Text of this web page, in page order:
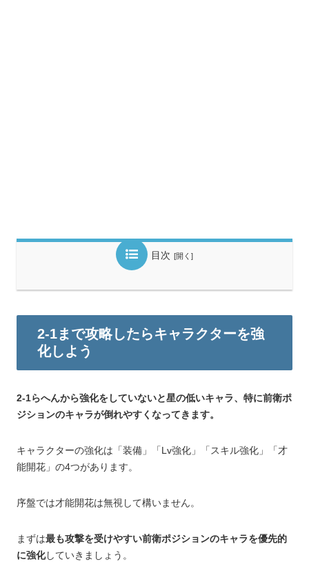
目次
2-1まで攻略したらキャラクターを強
化しよう
2-1らへんから強化をしていないと星の低いキャラ、特に前衛ポ
ジションのキャラが倒れやすくなってきます。
キャラクターの強化は「装備」「Lv強化」「スキル強化」「才
能開花」の4つがあります。
序盤では才能開花は無視して構いません。
まずは最も攻撃を受けやすい前衛ポジションのキャラを優先的
に強化していきましょう。